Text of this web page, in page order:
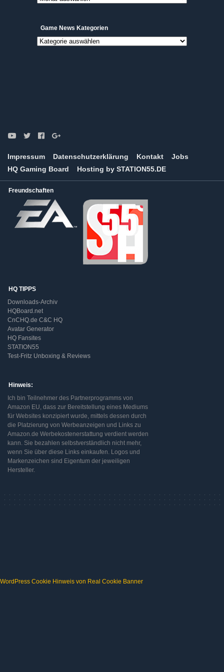
Archive
Game News Kategorien
Game
Impressum Datenschutzerklärung Kontakt
Jobs
HQ Gaming Board
Hosting by STATION55.DE
Freundschaften
HQ TIPPS
Downloads-Archiv
HQBoard.net
CnCHQ.de C&C HQ
Avatar Generator
HQ Fansites
STATION55
Test-Fritz Unboxing & Reviews
Hinweis:
Ich bin Teilnehmer des Partnerprogramms von
Amazon EU, dass zur Bereitstellung eines Mediums
für Websites konzipiert wurde, mittels dessen durch
die Platzierung von Werbeanzeigen und Links zu
Amazon.de Werbekostenerstattung verdient werden
kann. Sie bezahlen selbstverständlich nicht mehr,
wenn Sie über diese Links einkaufen. Logos und
Markenzeichen sind Eigentum der jeweiligen
Hersteller.
WordPress Cookie Hinweis von Real Cookie Banner